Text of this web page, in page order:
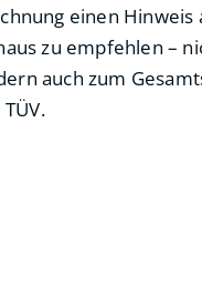
einen Hinweis
zu empfehlen –
auch zum